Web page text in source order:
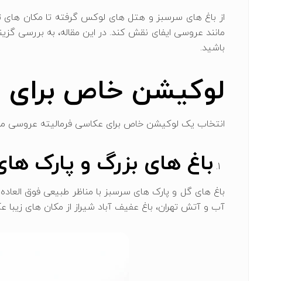
از باغ‌ های سرسبز و هتل‌ های لوکس گرفته تا مکان ‌های
مانند عروسی ایفای نقش کند. در این مقاله، به بررسی
باشید.
لوکیشن خاص برای
انتخاب یک لوکیشن خاص برای عکاسی فرمالیته عروسی می
باغ ‌های بزرگ و پارک
باغ‌ های گل و پارک ‌های سرسبز با مناظر طبیعی فوق
آب و آتش تهران، باغ عفیف ‌آباد شیراز از مکان های